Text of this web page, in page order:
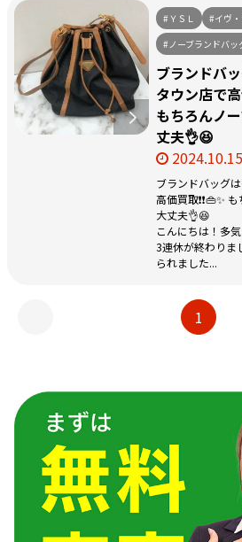
#ＹＳＬ #イヴ
#ノーブランドバッ
ブランドバ
タウン店で高
もちろんノ
丈夫👌😆
2024.10.15
ブランドバッグ
高価買取❗❗👜✨
大丈夫👌😆
こんにちは！多
3連休が終わりま
られました...
1